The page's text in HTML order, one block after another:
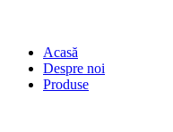
Acasă
Despre noi
Produse